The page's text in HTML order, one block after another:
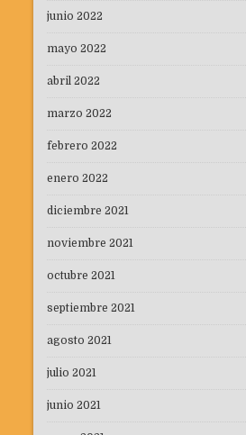
junio 2022
mayo 2022
abril 2022
marzo 2022
febrero 2022
enero 2022
diciembre 2021
noviembre 2021
octubre 2021
septiembre 2021
agosto 2021
julio 2021
junio 2021